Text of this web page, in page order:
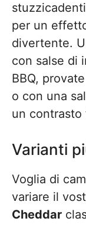
per un
divertente.
con salse di
BBQ,
o con una
un contrasto
Varianti
Voglia di
variare il
Cheddar